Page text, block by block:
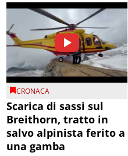
CRONACA
Scarica di sassi sul
Breithorn, tratto in
salvo alpinista ferito a
una gamba